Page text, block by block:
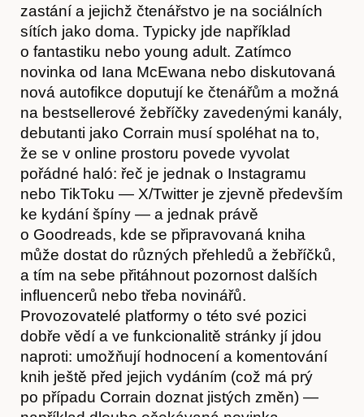
Hostcast
Akce
zastání a jejichž čtenářstvo je na sociálních
sítích jako doma. Typicky jde například
o fantastiku nebo young adult. Zatímco
novinka od Iana McEwana nebo diskutovaná
nová autofikce doputují ke čtenářům a možná
na bestsellerové žebříčky zavedenými kanály,
debutanti jako Corrain musí spoléhat na to,
že se v online prostoru povede vyvolat
pořádné haló: řeč je jednak o Instagramu
nebo TikToku — X/Twitter je zjevně především
ke kydání špíny — a jednak právě
o Goodreads, kde se připravovaná kniha
může dostat do různých přehledů a žebříčků,
a tím na sebe přitáhnout pozornost dalších
influencerů nebo třeba novinářů.
Provozovatelé platformy o této své pozici
dobře vědí a ve funkcionalitě stránky jí jdou
naproti: umožňují hodnocení a komentování
knih ještě před jejich vydáním (což má prý
po případu Corrain doznat jistých změn) —